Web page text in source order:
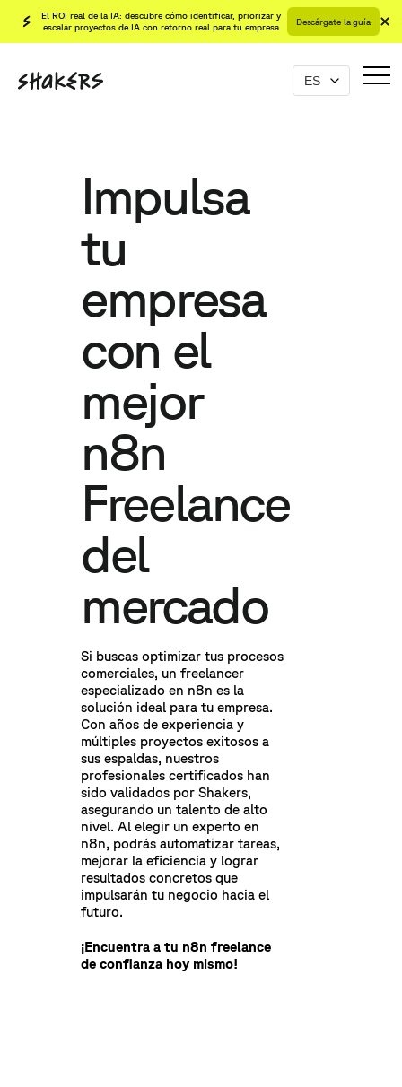
El ROI real de la IA: descubre cómo identificar, priorizar y
escalar proyectos de IA con retorno real para tu empresa
Descárgate la guía
Impulsa
tu
empresa
con el
mejor
n8n
Freelance
del
mercado
Si buscas optimizar tus procesos
comerciales, un freelancer
especializado en n8n es la
solución ideal para tu empresa.
Con años de experiencia y
múltiples proyectos exitosos a
sus espaldas, nuestros
profesionales certificados han
sido validados por Shakers,
asegurando un talento de alto
nivel. Al elegir un experto en
n8n, podrás automatizar tareas,
mejorar la eficiencia y lograr
resultados concretos que
impulsarán tu negocio hacia el
futuro.
¡Encuentra a tu n8n freelance
de confianza hoy mismo!